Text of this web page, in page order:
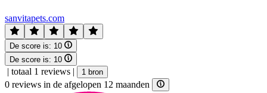
sanvitapets.com
De score is: 10
De score is: 10
| totaal 1 reviews | 1 bron
0 reviews in de afgelopen 12 maanden